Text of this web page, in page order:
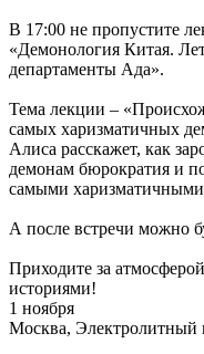
В 17:00 не пропустите
«Демонология Китая.
департаменты Ада».
Тема лекции –
самых харизматичных
Алиса расскажет, как
демонам бюрократия и
самыми
А после встречи можно
Приходите за
историями!
1 ноября
Москва, Электролитный